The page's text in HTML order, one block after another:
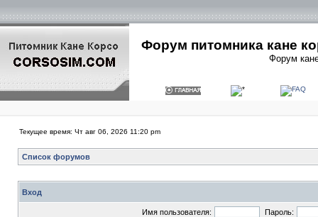
Форум питомника кане
Форум
Текущее время: Чт авг 06, 2026 11:20 pm
Список форумов
Вход
Имя пользователя: Пароль: